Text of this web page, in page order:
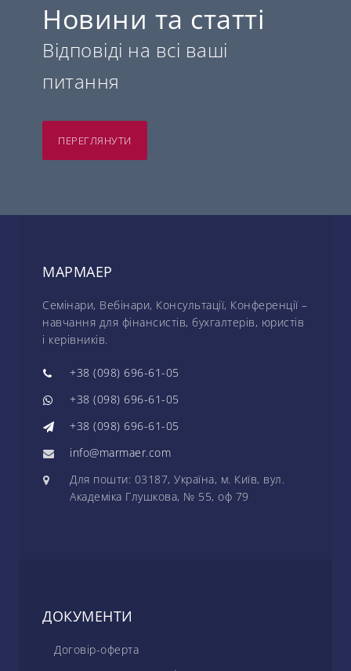
Новини та статті
Відповіді на всі ваші
питання
ПЕРЕГЛЯНУТИ
МАРМАЕР
Семінари, Вебінари, Консультації, Конференції –
навчання для фінансистів, бухгалтерів, юристів
і керівників.
+38 (098) 696-61-05
+38 (098) 696-61-05
+38 (098) 696-61-05
info@marmaer.com
Для пошти: 03187, Україна, м. Київ, вул.
Академіка Глушкова, № 55, оф 79
ДОКУМЕНТИ
Договір-оферта